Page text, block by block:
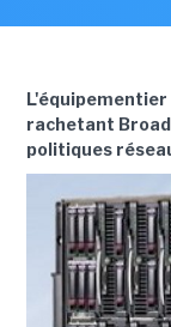
rachetant
politiques